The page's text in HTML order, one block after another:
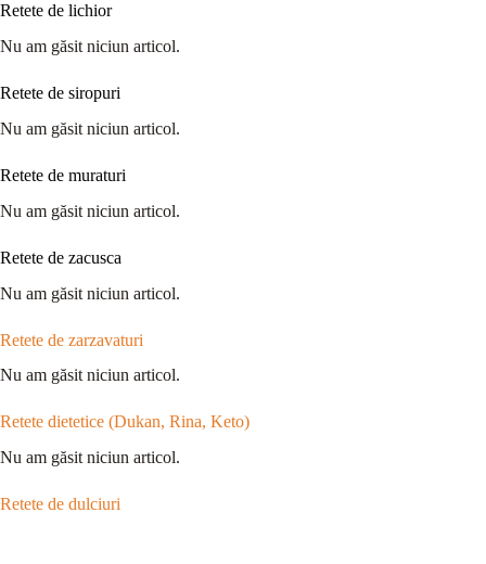
Retete de lichior
Nu am găsit niciun articol.
Retete de siropuri
Nu am găsit niciun articol.
Retete de muraturi
Nu am găsit niciun articol.
Retete de zacusca
Nu am găsit niciun articol.
Retete de zarzavaturi
Nu am găsit niciun articol.
Retete dietetice (Dukan, Rina, Keto)
Nu am găsit niciun articol.
Retete de dulciuri